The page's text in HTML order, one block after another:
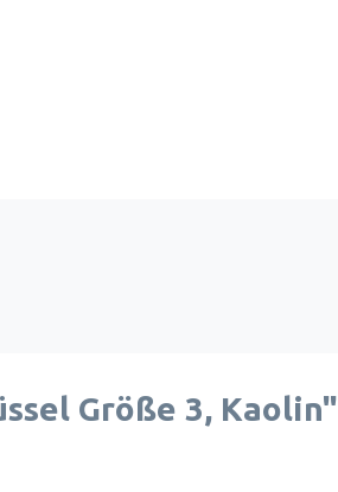
Größe 3, Kaolin"